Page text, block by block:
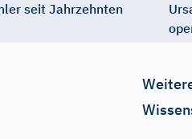
seit Jahrzehnten